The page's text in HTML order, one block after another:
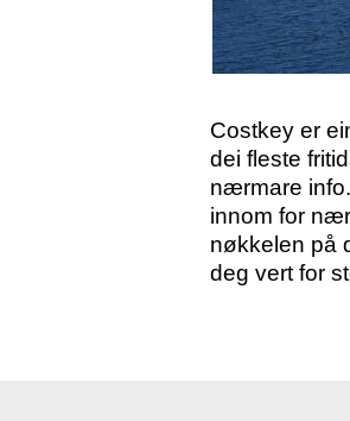
Costkey er
dei fleste
nærmare
innom for
nøkkelen på
deg vert for